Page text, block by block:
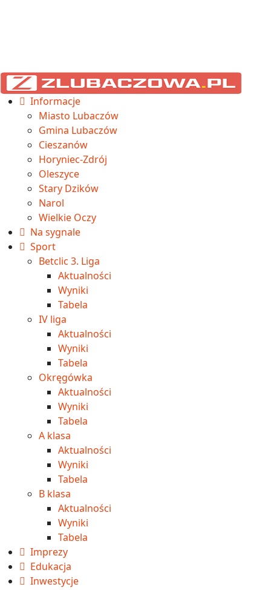
Informacje
Miasto Lubaczów
Gmina Lubaczów
Cieszanów
Horyniec-Zdrój
Oleszyce
Stary Dzików
Narol
Wielkie Oczy
Na sygnale
Sport
Betclic 3. Liga
Aktualności
Wyniki
Tabela
IV liga
Aktualności
Wyniki
Tabela
Okręgówka
Aktualności
Wyniki
Tabela
A klasa
Aktualności
Wyniki
Tabela
B klasa
Aktualności
Wyniki
Tabela
Imprezy
Edukacja
Inwestycje